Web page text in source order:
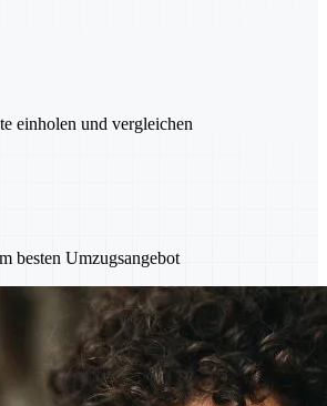
einholen und vergleichen
besten Umzugsangebot